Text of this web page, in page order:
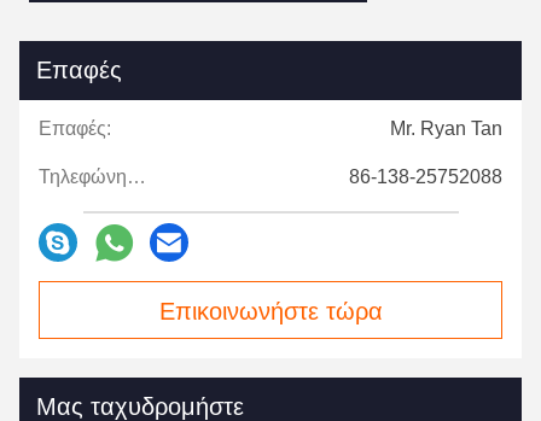
Επαφές
Επαφές: Mr. Ryan Tan
Τηλεφώνημα: 86-138-25752088
Επικοινωνήστε τώρα
Μας ταχυδρομήστε